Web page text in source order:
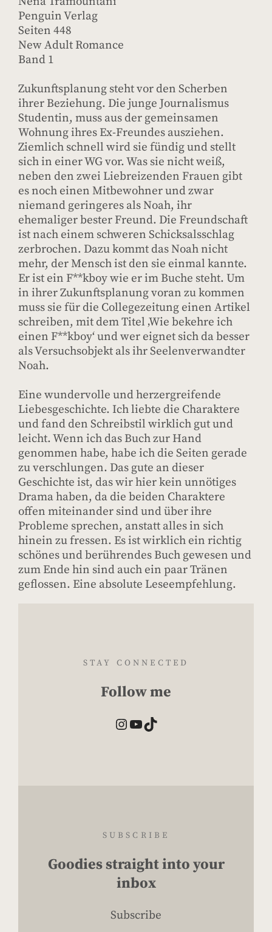
Penguin Verlag
Seiten 448
New Adult Romance
Band 1
Zukunftsplanung steht vor den Scherben
ihrer Beziehung. Die junge Journalismus
Studentin, muss aus der gemeinsamen
Wohnung ihres Ex-Freundes ausziehen.
Ziemlich schnell wird sie fündig und stellt
sich in einer WG vor. Was sie nicht weiß,
neben den zwei Liebreizenden Frauen gibt
es noch einen Mitbewohner und zwar
niemand geringeres als Noah, ihr
ehemaliger bester Freund. Die Freundschaft
ist nach einem schweren Schicksalsschlag
zerbrochen. Dazu kommt das Noah nicht
mehr, der Mensch ist den sie einmal kannte.
Er ist ein F**kboy wie er im Buche steht. Um
in ihrer Zukunftsplanung voran zu kommen
muss sie für die Collegezeitung einen Artikel
schreiben, mit dem Titel ‚Wie bekehre ich
einen F**kboy‘ und wer eignet sich da besser
als Versuchsobjekt als ihr Seelenverwandter
Noah.
Eine wundervolle und herzergreifende
Liebesgeschichte. Ich liebte die Charaktere
und fand den Schreibstil wirklich gut und
leicht. Wenn ich das Buch zur Hand
genommen habe, habe ich die Seiten gerade
zu verschlungen. Das gute an dieser
Geschichte ist, das wir hier kein unnötiges
Drama haben, da die beiden Charaktere
offen miteinander sind und über ihre
Probleme sprechen, anstatt alles in sich
hinein zu fressen. Es ist wirklich ein richtig
schönes und berührendes Buch gewesen und
zum Ende hin sind auch ein paar Tränen
geflossen. Eine absolute Leseempfehlung.
STAY CONNECTED
Follow me
InstagramYouTube TikTok
SUBSCRIBE
Goodies straight into your
inbox
Subscribe